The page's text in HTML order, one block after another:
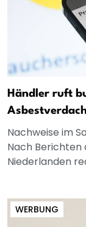
Händler ruft
Nachweise im
Nach Berichten
Niederlanden
WERBUNG